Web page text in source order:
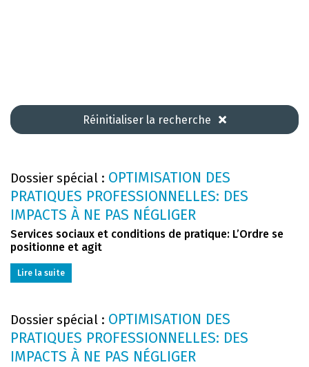
Réinitialiser la recherche
Dossier spécial : OPTIMISATION DES
PRATIQUES PROFESSIONNELLES: DES
IMPACTS À NE PAS NÉGLIGER
Services sociaux et conditions de pratique: L’Ordre se
positionne et agit
Lire la suite
Dossier spécial : OPTIMISATION DES
PRATIQUES PROFESSIONNELLES: DES
IMPACTS À NE PAS NÉGLIGER